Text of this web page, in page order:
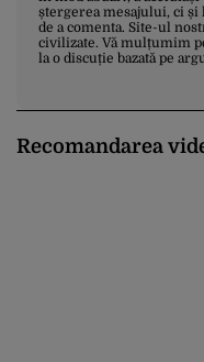
ștergerea mesajului, ci și
de a comenta. Site-ul
civilizate. Vă mulțumim
la o discuție bazată pe
Recomandarea